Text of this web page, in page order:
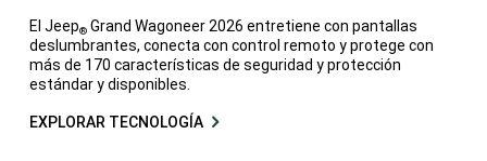
El Jeep® Grand Wagoneer 2026 entretiene con pantallas
deslumbrantes, conecta con control remoto y protege con
más de 170 características de seguridad y protección
estándar y disponibles.
EXPLORAR TECNOLOGÍA